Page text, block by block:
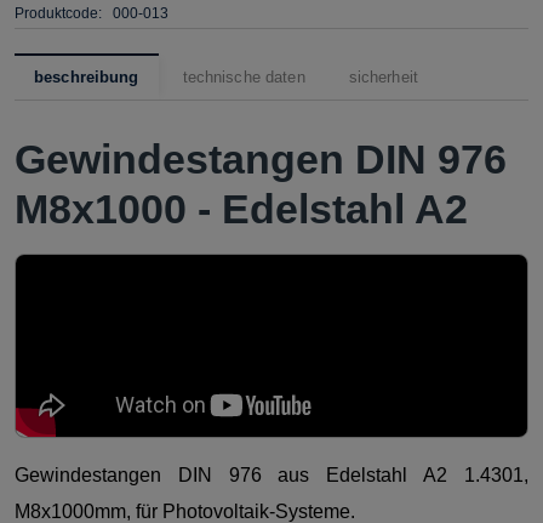
Produktcode:
000-013
beschreibung technische daten sicherheit
Gewindestangen DIN 976
M8x1000 - Edelstahl A2
Gewindestangen DIN 976 aus Edelstahl A2 1.4301,
M8x1000mm, für Photovoltaik-Systeme.